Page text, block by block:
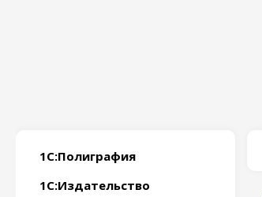
1С:Полиграфия
1С:Издательство